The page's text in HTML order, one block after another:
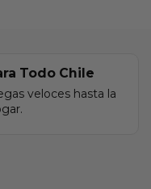
Todo Chile
veloces hasta la